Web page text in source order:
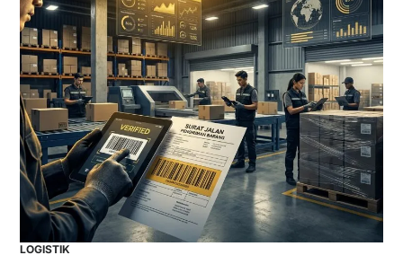
LOGISTIK